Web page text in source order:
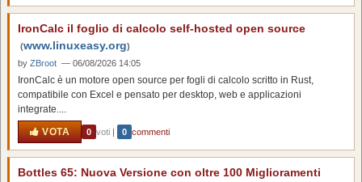
IronCalc il foglio di calcolo self-hosted open source
(www.linuxeasy.org)
by ZBroot — 06/08/2026 14:05
IronCalc è un motore open source per fogli di calcolo scritto in Rust,
compatibile con Excel e pensato per desktop, web e applicazioni
integrate....
VOTA
0 voti | 0 commenti
Bottles 65: Nuova Versione con oltre 100 Miglioramenti